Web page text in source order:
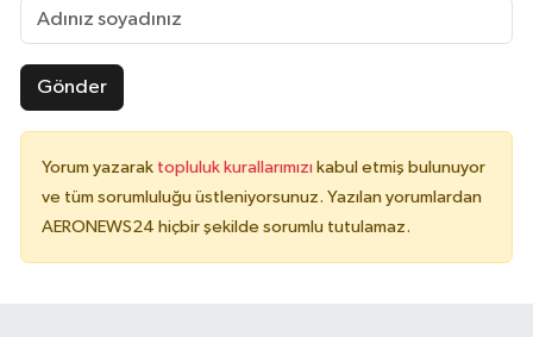
Gönder
Yorum yazarak topluluk kurallarımızı kabul etmiş bulunuyor
ve tüm sorumluluğu üstleniyorsunuz. Yazılan yorumlardan
AERONEWS24 hiçbir şekilde sorumlu tutulamaz.